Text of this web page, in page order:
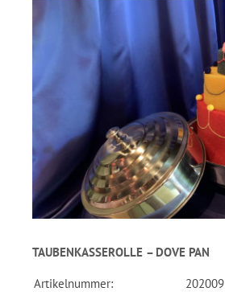
TAUBENKASSEROLLE – DOVE PAN
Artikelnummer: 202009